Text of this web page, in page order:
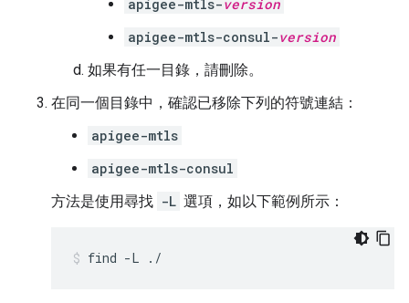
apigee-mtls-version
apigee-mtls-consul-version
如果有任一目錄，請刪除。
在同一個目錄中，確認已移除下列的符號連結：
apigee-mtls
apigee-mtls-consul
方法是使用尋找 -L 選項，如以下範例所示：
find -L ./